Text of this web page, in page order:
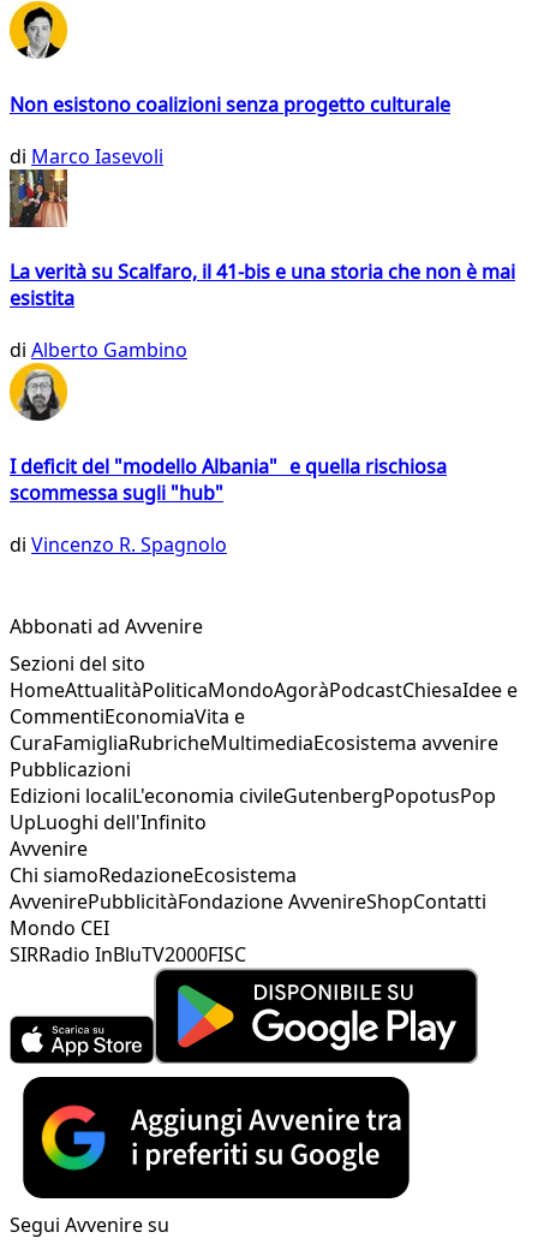
Non esistono coalizioni senza progetto culturale
di Marco Iasevoli
La verità su Scalfaro, il 41-bis e una storia che non è mai
esistita
di Alberto Gambino
I deficit del "modello Albania" e quella rischiosa
scommessa sugli "hub"
di Vincenzo R. Spagnolo
Abbonati ad Avvenire
Sezioni del sito
HomeAttualitàPoliticaMondoAgoràPodcastChiesaIdee e
CommentiEconomiaVita e
CuraFamigliaRubricheMultimediaEcosistema avvenire
Pubblicazioni
Edizioni localiL'economia civileGutenbergPopotusPop
UpLuoghi dell'Infinito
Avvenire
Chi siamoRedazioneEcosistema
AvvenirePubblicitàFondazione AvvenireShopContatti
Mondo CEI
SIRRadio InBluTV2000FISC
Segui Avvenire su